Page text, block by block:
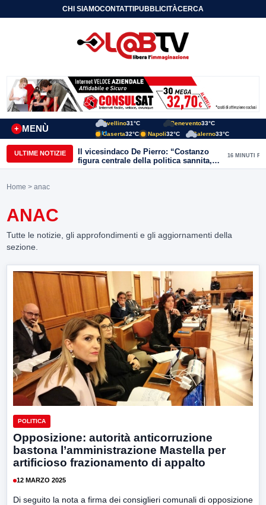
CHI SIAMOCONTATTIPUBBLICITÀCERCA
MENÙ
+
Avellino31°C Benevento33°C
Caserta32°C Napoli32°C Salerno33°C
ULTIME NOTIZIE
Il vicesindaco De Pierro: “Costanzo
figura centrale della politica sannita,
lascia eredità importante”
16 MINUTI FA
Home > anac
ANAC
Tutte le notizie, gli approfondimenti e gli aggiornamenti della
sezione.
POLITICA
Opposizione: autorità anticorruzione
bastona l’amministrazione Mastella per
artificioso frazionamento di appalto
12 MARZO 2025
Di seguito la nota a firma dei consiglieri comunali di opposizione